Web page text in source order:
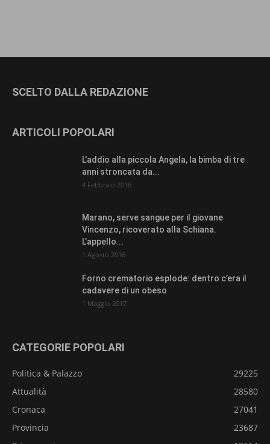
SCELTO DALLA REDAZIONE
ARTICOLI POPOLARI
L’addio alla piccola Angela, la bimba di tre
anni stroncata da...
4 Febbraio 2016
Marano, serve sangue per il giovane
Vincenzo, ricoverato alla Schiana.
L’appello...
1 Agosto 2016
Forno crematorio esplode: dentro c’era il
cadavere di un obeso
1 Maggio 2017
CATEGORIE POPOLARI
Politica & Palazzo
29225
Attualità
28580
Cronaca
27041
Provincia
23687